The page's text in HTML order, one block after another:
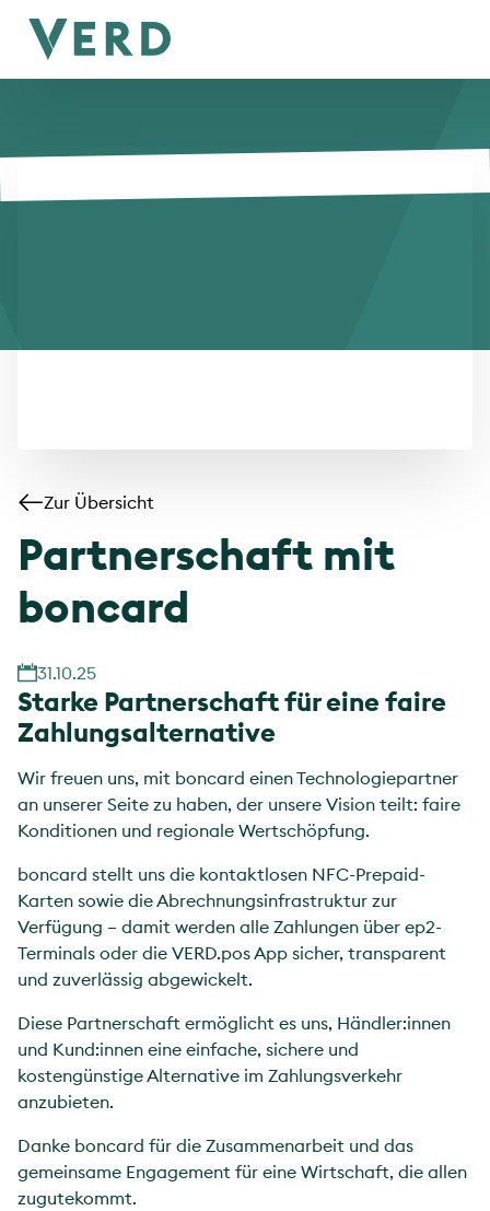
Zur Übersicht
Partnerschaft mit
boncard
31.10.25
Starke Partnerschaft für eine faire
Zahlungsalternative
Wir freuen uns, mit boncard einen Technologiepartner
an unserer Seite zu haben, der unsere Vision teilt: faire
Konditionen und regionale Wertschöpfung.
boncard stellt uns die kontaktlosen NFC-Prepaid-
Karten sowie die Abrechnungsinfrastruktur zur
Verfügung – damit werden alle Zahlungen über ep2-
Terminals oder die VERD.pos App sicher, transparent
und zuverlässig abgewickelt.
Diese Partnerschaft ermöglicht es uns, Händler:innen
und Kund:innen eine einfache, sichere und
kostengünstige Alternative im Zahlungsverkehr
anzubieten.
Danke boncard für die Zusammenarbeit und das
gemeinsame Engagement für eine Wirtschaft, die allen
zugutekommt.